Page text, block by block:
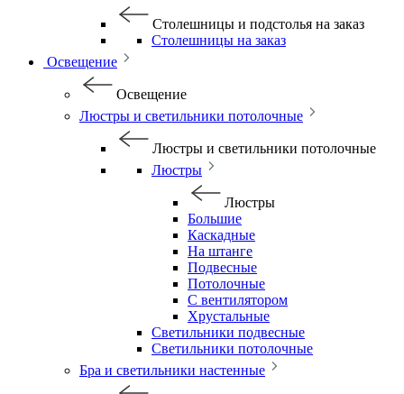
Столешницы и подстолья на заказ
Столешницы на заказ
Освещение
Освещение
Люстры и светильники потолочные
Люстры и светильники потолочные
Люстры
Люстры
Большие
Каскадные
На штанге
Подвесные
Потолочные
С вентилятором
Хрустальные
Светильники подвесные
Светильники потолочные
Бра и светильники настенные